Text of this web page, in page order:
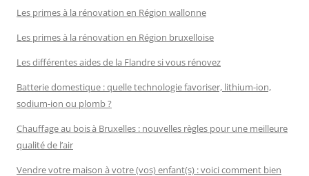
Les primes à la rénovation en Région wallonne
Les primes à la rénovation en Région bruxelloise
Les différentes aides de la Flandre si vous rénovez
Batterie domestique : quelle technologie favoriser, lithium-ion,
sodium-ion ou plomb ?
Chauffage au bois à Bruxelles : nouvelles règles pour une meilleure
qualité de l’air
Vendre votre maison à votre (vos) enfant(s) : voici comment bien